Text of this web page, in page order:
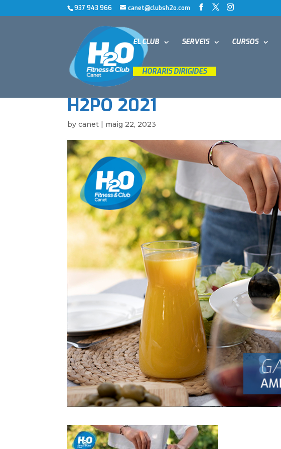
937 943 966 canet@clubsh2o.com
EL CLUB SERVEIS CURSOS
HORARIS DIRIGIDES__
H2PO 2021
bycanet | maig 22, 2023